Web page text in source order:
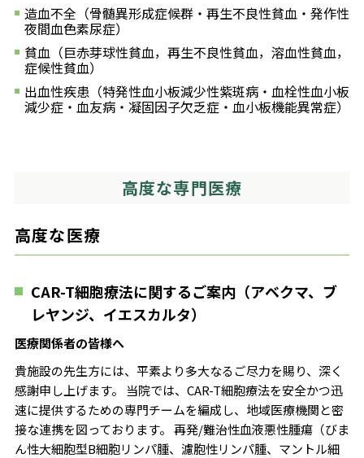
造血不全（骨髄異形成症候群・再生不良性貧血・発作性
夜間血色素尿症）
貧血（巨赤芽球性貧血，再生不良性貧血，溶血性貧血，
症候性貧血）
出血性疾患（特発性血小板減少性紫斑病・血栓性血小板
減少症・血友病・凝固因子欠乏症・血小板機能異常症）
高度な専門医療
高度な医療
CAR-T細胞療法に関するご案内（アベクマ、ブ
レヤンジ、イエスカルタ）
医療関係者の皆様へ
貴施設の先生方には、平素より多大なるご尽力を賜り、深く
感謝申し上げます。 当院では、CAR-T細胞療法を安全かつ迅
速に提供するための専門チームを編成し、地域医療機関と密
接な連携を図っております。 再発/難治性血液悪性腫瘍（びま
ん性大細胞型B細胞リンパ腫、濾胞性リンパ腫、マントル細